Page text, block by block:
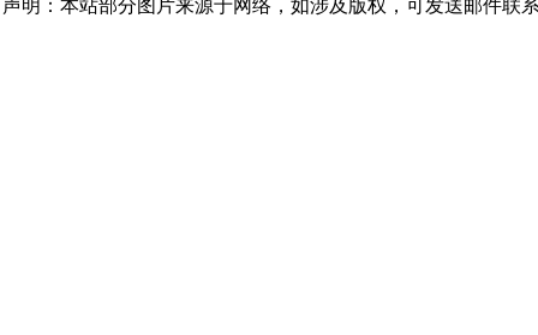
声明：本站部分图片来源于网络，如涉及版权，可发送邮件